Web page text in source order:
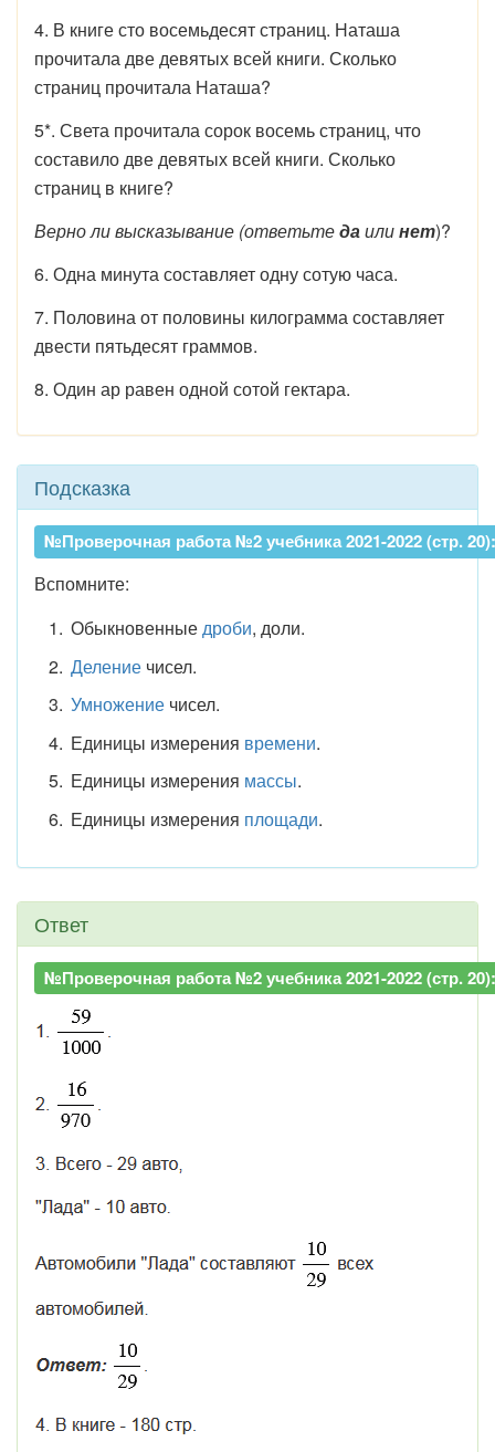
4. В книге сто восемьдесят страниц. Наташа
прочитала две девятых всей книги. Сколько
страниц прочитала Наташа?
5*. Света прочитала сорок восемь страниц, что
составило две девятых всей книги. Сколько
страниц в книге?
Верно ли высказывание (ответьтедаилинет)?
6. Одна минута составляет одну сотую часа.
7. Половина от половины килограмма составляет
двести пятьдесят граммов.
8. Один ар равен одной сотой гектара.
Подсказка
№Проверочная работа №2 учебника 2021-2022 (стр. 20):
Вспомните:
Обыкновенныедроби, доли.
Делениечисел.
Умножениечисел.
Единицы измерения времени.
Единицы измерения массы.
Единицы измерения площади.
Ответ
№Проверочная работа №2 учебника 2021-2022 (стр. 20):